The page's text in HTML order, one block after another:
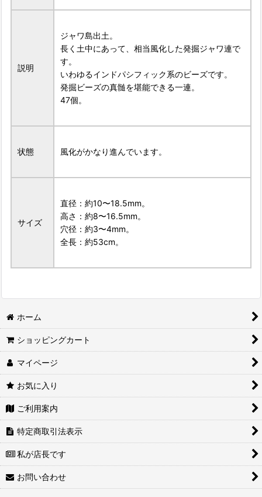
説明
ジャワ島出土。
長く土中にあって、相当風化した発掘ジャワ連で
す。
いわゆるインドパシフィック系のビーズです。
発掘ビーズの真髄を堪能できる一連。
47個。
状態 風化がかなり進んでいます。
サイズ
直径：約10〜18.5mm。
高さ：約8〜16.5mm。
穴径：約3〜4mm。
全長：約53cm。
ホーム
ショッピングカート
マイページ
お気に入り
ご利用案内
特定商取引法表示
私が店長です
お問い合わせ